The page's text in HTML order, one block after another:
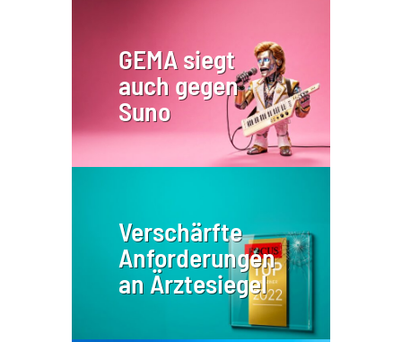
GEMA siegt
auch gegen
Suno
Verschärfte
Anforderungen
an Ärztesiegel